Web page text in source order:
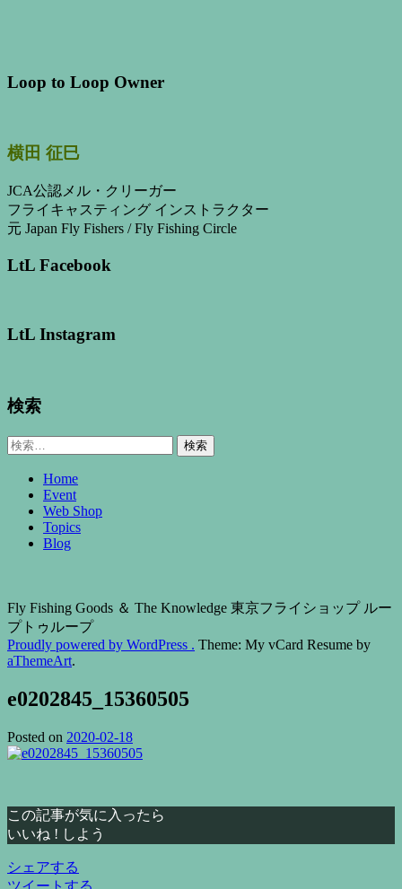
Loop to Loop Owner
横田 征巳
JCA公認メル・クリーガー
フライキャスティング インストラクター
元 Japan Fly Fishers / Fly Fishing Circle
LtL Facebook
LtL Instagram
検索
検
Home
Event
Web Shop
Topics
Blog
Fly Fishing Goods ＆ The Knowledge 東京フライショップ ルー
プトゥループ
Proudly powered by WordPress . Theme: My vCard Resume by
aThemeArt.
e0202845_15360505
Posted on 2020-02-18
この記事が気に入ったら
いいね ! しよう
シェアする